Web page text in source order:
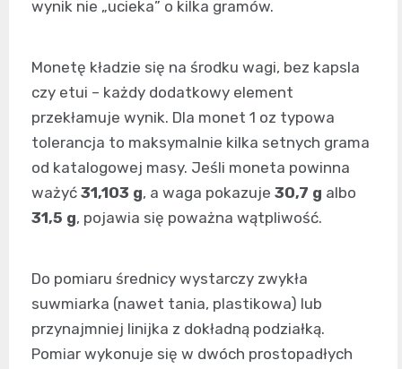
wynik nie „ucieka” o kilka gramów.
Monetę kładzie się na środku wagi, bez kapsla
czy etui – każdy dodatkowy element
przekłamuje wynik. Dla monet 1 oz typowa
tolerancja to maksymalnie kilka setnych grama
od katalogowej masy. Jeśli moneta powinna
ważyć 31,103 g, a waga pokazuje 30,7 g albo
31,5 g, pojawia się poważna wątpliwość.
Do pomiaru średnicy wystarczy zwykła
suwmiarka (nawet tania, plastikowa) lub
przynajmniej linijka z dokładną podziałką.
Pomiar wykonuje się w dwóch prostopadłych